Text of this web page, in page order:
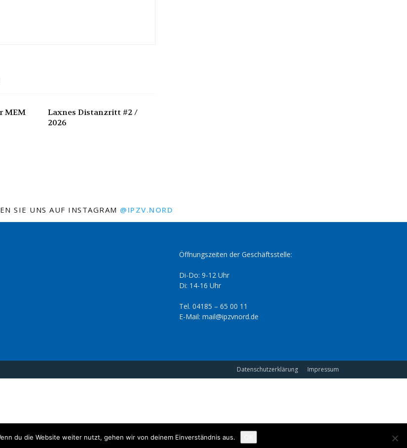
MEM
Laxnes Distanzritt #2 /
2026
SIE UNS AUF INSTAGRAM @IPZV.NORD
Öffnungszeiten der Geschäftsstelle:
Di-Do: 9-12 Uhr
Di: 14-16 Uhr
Tel. 04185 – 65 00 11
E-Mail: mail@ipzvnord.de
Datenschutzerklärung Impressum
du die Website weiter nutzt, gehen wir von deinem Einverständnis aus.